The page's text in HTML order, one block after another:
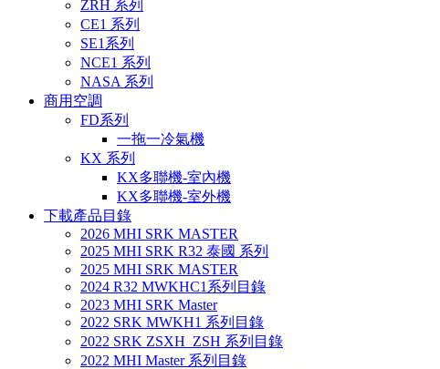
ZRH 系列
CE1 系列
SE1系列
NCE1 系列
NASA 系列
商用空調
FD系列
一拖一冷氣機
KX 系列
KX多聯機-室內機
KX多聯機-室外機
下載產品目錄
2026 MHI SRK MASTER
2025 MHI SRK R32 泰國 系列
2025 MHI SRK MASTER
2024 R32 MWKHC1系列目錄
2023 MHI SRK Master
2022 SRK MWKH1 系列目錄
2022 SRK ZSXH_ZSH 系列目錄
2022 MHI Master 系列目錄